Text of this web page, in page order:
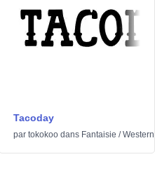
Tacoday
par tokokoo dans Fantaisie /Western